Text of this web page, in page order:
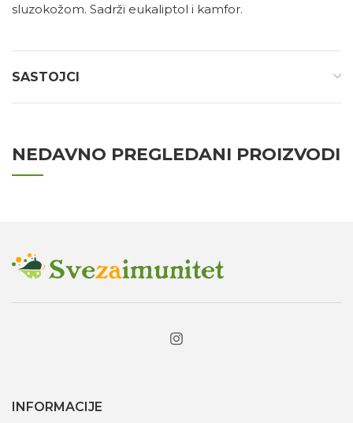
sluzokožom. Sadrži eukaliptol i kamfor.
SASTOJCI
NEDAVNO PREGLEDANI PROIZVODI
INFORMACIJE